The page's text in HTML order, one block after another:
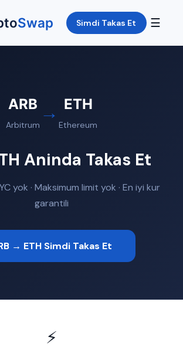
Swap Simdi Takas Et ☰
ARB
Arbitrum
→ ETH
Ethereum
Aninda Takas Et
yok · Maksimum limit yok · En iyi kur
garantili
→ ETH Simdi Takas Et
⚡